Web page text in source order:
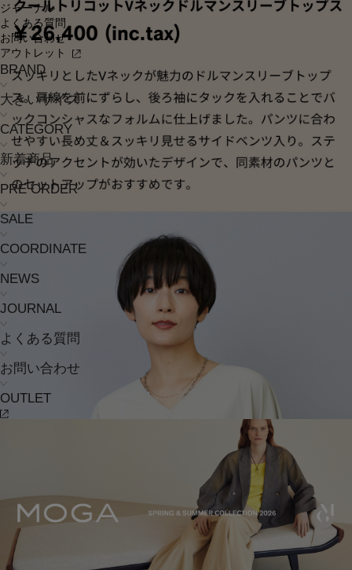
ジャーナル
よくある質問
お問い合わせ
アウトレット
BRAND
大きいサイズ
CATEGORY
新着商品
PRE ORDER
SALE
COORDINATE
NEWS
JOURNAL
よくある質問
お問い合わせ
OUTLET